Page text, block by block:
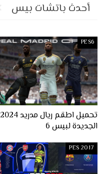
أحدث باتشات بيس
PES6
تحميل اطقم ريال مدريد 2024
الجديدة لبيس 6
PES 2017